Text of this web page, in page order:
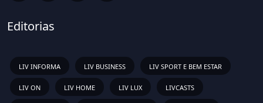
Editorias
LIV INFORMA LIV BUSINESS LIV SPORT E BEM ESTAR
LIV ON LIV HOME LIV LUX LIVCASTS